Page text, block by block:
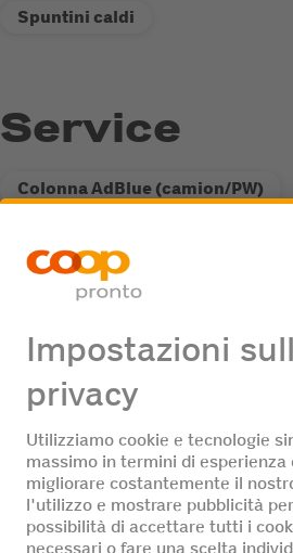
Spuntini caldi
Service
Colonna AdBlue (camion/PW)
Offerte di
Nessuna offerta di lavoro